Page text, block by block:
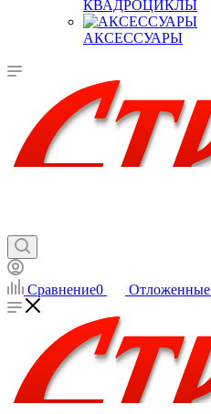
КВАДРОЦИКЛЫ
АКСЕССУАРЫ
Сравнение0 Отложенные